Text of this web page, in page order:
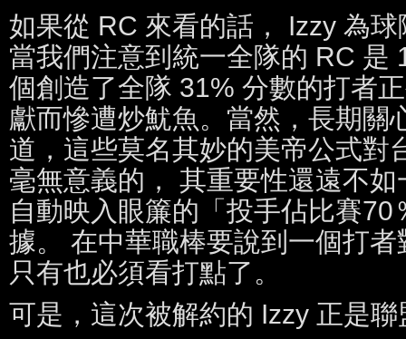
如果從 RC 來看的話， Izzy 為
當我們注意到統一全隊的 RC 是
個創造了全隊 31% 分數的打者
獻而慘遭炒魷魚。當然，長期關
道，這些莫名其妙的美帝公式對
毫無意義的， 其重要性還遠不
自動映入眼簾的「投手佔比賽
據。 在中華職棒要說到一個打
只有也必須看打點了。
可是，這次被解約的 Izzy 正是